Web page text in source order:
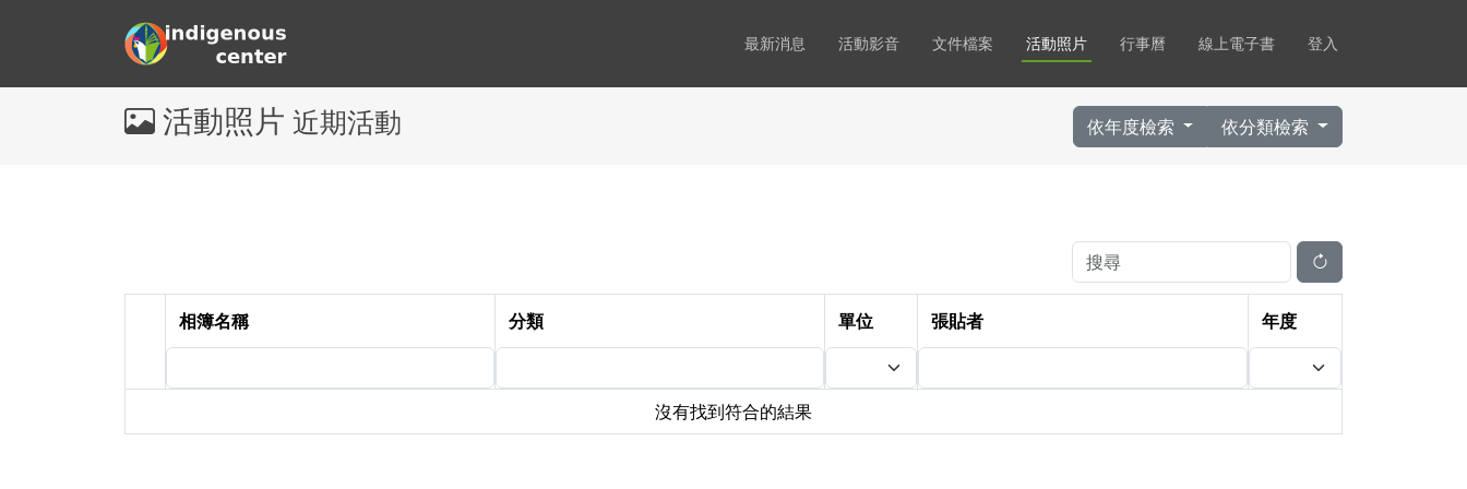
最新消息 活動影音 文件檔案 活動照片 行事曆 線上電子書 登入
活動照片 近期活動 依年度檢索 依分類檢索
相簿名稱 分類 單位 張貼者 年度
沒有找到符合的結果